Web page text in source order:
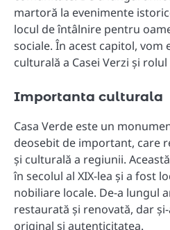
martoră la evenimente
locul de întâlnire pentru
sociale. În acest capitol,
culturală a Casei Verzi și
Importanta culturala
Casa Verde este un
deosebit de important, care
și culturală a regiunii.
în secolul al XIX-lea și a fost
nobiliare locale. De-a lungul
restaurată și renovată, dar
original și autenticitatea.